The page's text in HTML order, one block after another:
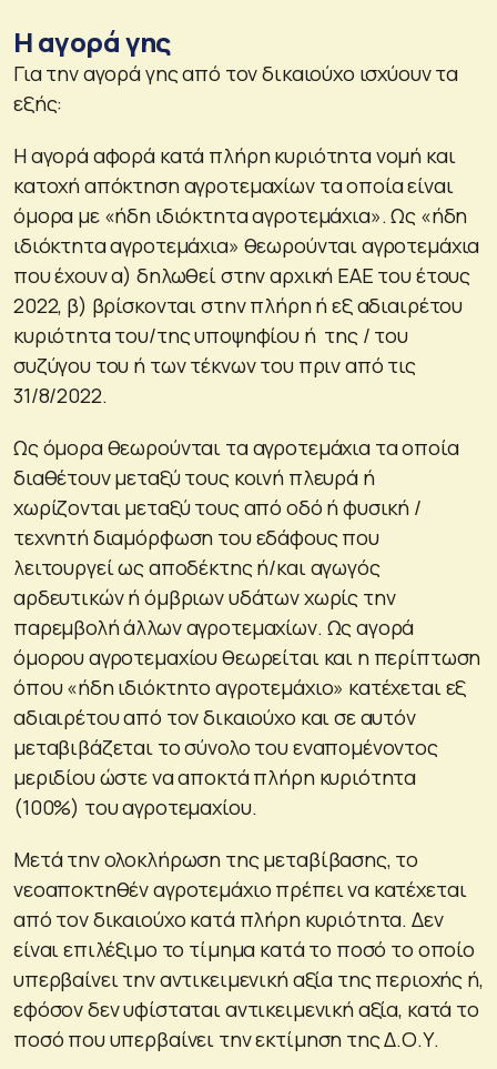
Η αγορά γης
Για την αγορά γης από τον δικαιούχο ισχύουν τα
εξής:
Η αγορά αφορά κατά πλήρη κυριότητα νομή και
κατοχή απόκτηση αγροτεμαχίων τα οποία είναι
όμορα με «ήδη ιδιόκτητα αγροτεμάχια». Ως «ήδη
ιδιόκτητα αγροτεμάχια» θεωρούνται αγροτεμάχια
που έχουν α) δηλωθεί στην αρχική ΕΑΕ του έτους
2022, β) βρίσκονται στην πλήρη ή εξ αδιαιρέτου
κυριότητα του/της υποψηφίου ή της / του
συζύγου του ή των τέκνων του πριν από τις
31/8/2022.
Ως όμορα θεωρούνται τα αγροτεμάχια τα οποία
διαθέτουν μεταξύ τους κοινή πλευρά ή
χωρίζονται μεταξύ τους από οδό ή φυσική /
τεχνητή διαμόρφωση του εδάφους που
λειτουργεί ως αποδέκτης ή/και αγωγός
αρδευτικών ή όμβριων υδάτων χωρίς την
παρεμβολή άλλων αγροτεμαχίων. Ως αγορά
όμορου αγροτεμαχίου θεωρείται και η περίπτωση
όπου «ήδη ιδιόκτητο αγροτεμάχιο» κατέχεται εξ
αδιαιρέτου από τον δικαιούχο και σε αυτόν
μεταβιβάζεται το σύνολο του εναπομένοντος
μεριδίου ώστε να αποκτά πλήρη κυριότητα
(100%) του αγροτεμαχίου.
Μετά την ολοκλήρωση της μεταβίβασης, το
νεοαποκτηθέν αγροτεμάχιο πρέπει να κατέχεται
από τον δικαιούχο κατά πλήρη κυριότητα. Δεν
είναι επιλέξιμο το τίμημα κατά το ποσό το οποίο
υπερβαίνει την αντικειμενική αξία της περιοχής ή,
εφόσον δεν υφίσταται αντικειμενική αξία, κατά το
ποσό που υπερβαίνει την εκτίμηση της Δ.Ο.Υ.